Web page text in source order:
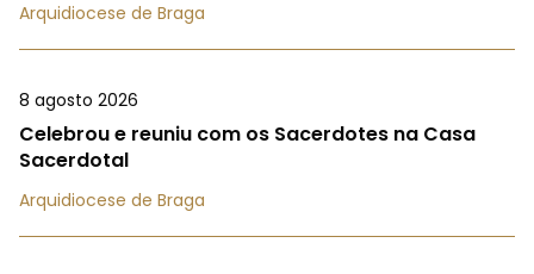
Arquidiocese de Braga
8 agosto 2026
Celebrou e reuniu com os Sacerdotes na Casa
Sacerdotal
Arquidiocese de Braga